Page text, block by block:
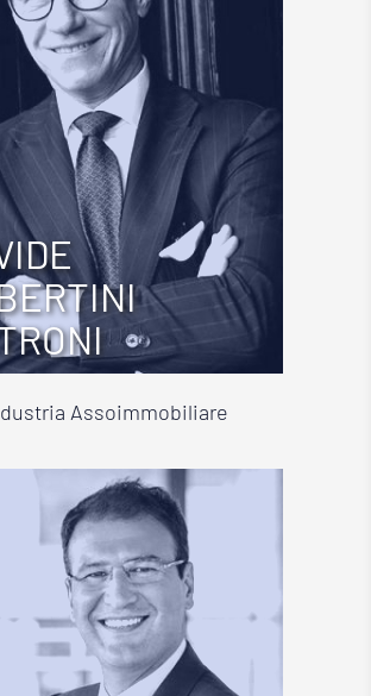
Assoimmobiliare